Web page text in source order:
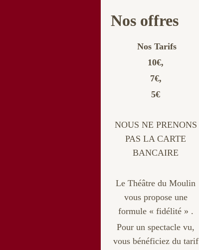
Nos offres
Nos Tarifs
10€,
7€,
5€
NOUS NE PRENONS
PAS LA CARTE
BANCAIRE
Le Théâtre du Moulin
vous propose une
formule « fidélité » .
Pour un spectacle vu,
vous bénéficiez du tarif